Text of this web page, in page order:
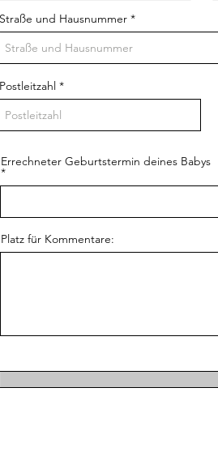
Straße und Hausnummer
Postleitzahl
Errechneter Geburtstermin deines Babys
Platz für Kommentare: